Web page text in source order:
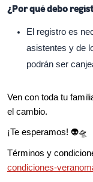
¿Por qué debo
El registro es
asistentes y de
podrán ser
Ven con toda tu
el cambio.
¡Te esperamos! 👽🛸
Términos y
condiciones-